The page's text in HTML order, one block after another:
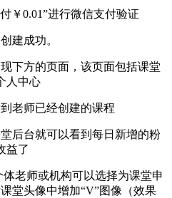
￥0.01”进行微信支付验证
建成功。
下方的页面，该页面包括课堂
人中心
老师已经创建的课程
后台就可以看到每日新增的粉
益了
老师或机构可以选择为课堂申
堂头像中增加“V”图像（效果